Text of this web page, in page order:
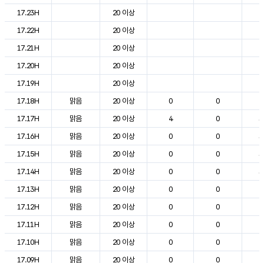
17.23H
20 이상
17.22H
20 이상
17.21H
20 이상
17.20H
20 이상
17.19H
20 이상
17.18H
맑음 20 이상 0 0
17.17H
맑음 20 이상 4 0
17.16H
맑음 20 이상 0 0
17.15H
맑음 20 이상 0 0
17.14H
맑음 20 이상 0 0
17.13H
맑음 20 이상 0 0
17.12H
맑음 20 이상 0 0
17.11H
맑음 20 이상 0 0
17.10H
맑음 20 이상 0 0
17.09H
맑음 20 이상 0 0